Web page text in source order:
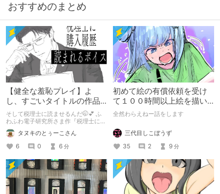
おすすめのまとめ
【健全な羞恥プレイ】よ
し、すごいタイトルの作品
をまた買おう。【湧き上が
る不健全な気持ち】
そして税理士に読ませるんだ🤭💕 ふ
わふわ電子研究所さま作『税理士に購
入履歴読まれるボイス』の感想レビュ
ーです！タヌキのとぅーこさん
6
0 6 分
初めて絵の有償依頼を受け
て１００時間以上絵を描い
た話
全然わらえねー話をします
三代目しこぼうず
35
2 9 分